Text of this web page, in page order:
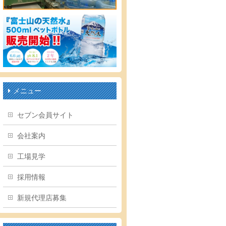
メニュー
セブン会員サイト
会社案内
工場見学
採用情報
新規代理店募集